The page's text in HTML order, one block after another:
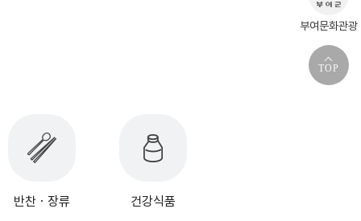
부여문화관광
TOP
반찬ㆍ장류 건강식품